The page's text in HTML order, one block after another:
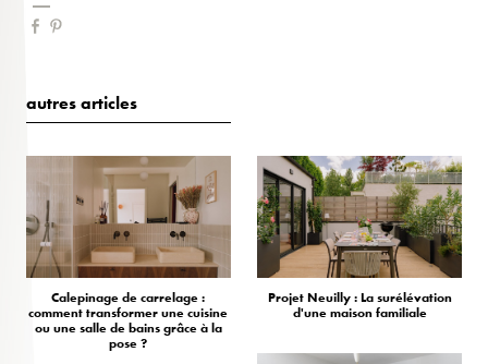
autres articles
Calepinage de carrelage :
comment transformer une cuisine
ou une salle de bains grâce à la
pose ?
Projet Neuilly : La surélévation
d'une maison familiale